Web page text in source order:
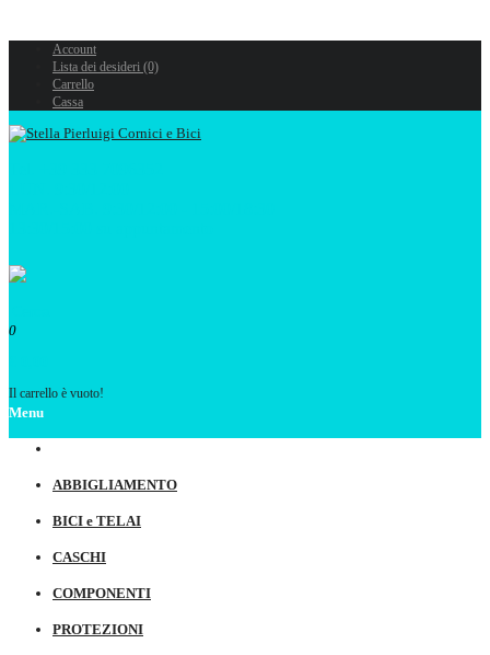
Account
Lista dei desideri (0)
Carrello
Cassa
0
Il carrello è vuoto!
Menu
ABBIGLIAMENTO
BICI e TELAI
CASCHI
COMPONENTI
PROTEZIONI